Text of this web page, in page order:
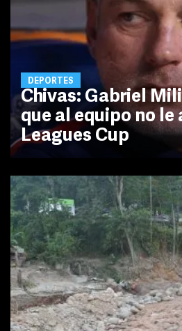
DEPORTES
Chivas: Gabriel
que al equipo no le
Leagues Cup